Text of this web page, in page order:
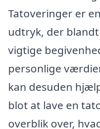
Tatoveringer er
udtryk, der
vigtige
personlige
kan desuden
blot at lave en
overblik over,